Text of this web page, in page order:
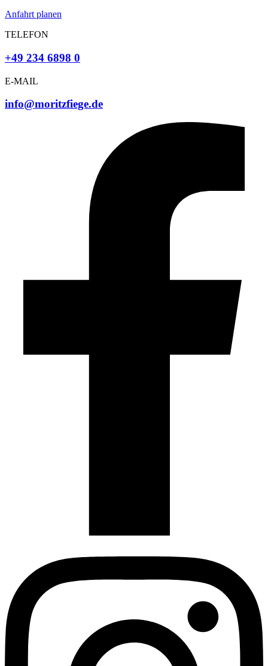
Anfahrt planen
TELEFON
+49 234 6898 0
E-MAIL
info@moritzfiege.de